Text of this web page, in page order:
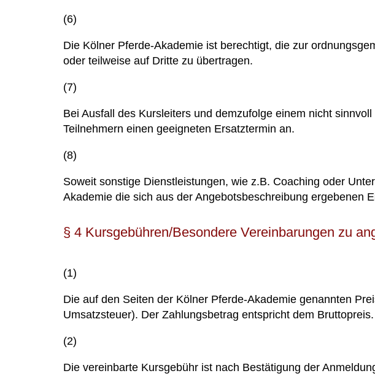
(6)
Die Kölner Pferde-Akademie ist berechtigt, die zur
oder teilweise auf Dritte zu übertragen.
(7)
Bei Ausfall des Kursleiters und demzufolge einem nicht
Teilnehmern einen geeigneten Ersatztermin an.
(8)
Soweit sonstige Dienstleistungen, wie z.B. Coaching oder
Akademie die sich aus der Angebotsbeschreibung ergebenen
§ 4 Kursgebühren/Besondere Vereinbarungen zu
(1)
Die auf den Seiten der Kölner Pferde-Akademie genannten
Umsatzsteuer). Der Zahlungsbetrag entspricht dem Bruttopreis.
(2)
Die vereinbarte Kursgebühr ist nach Bestätigung der